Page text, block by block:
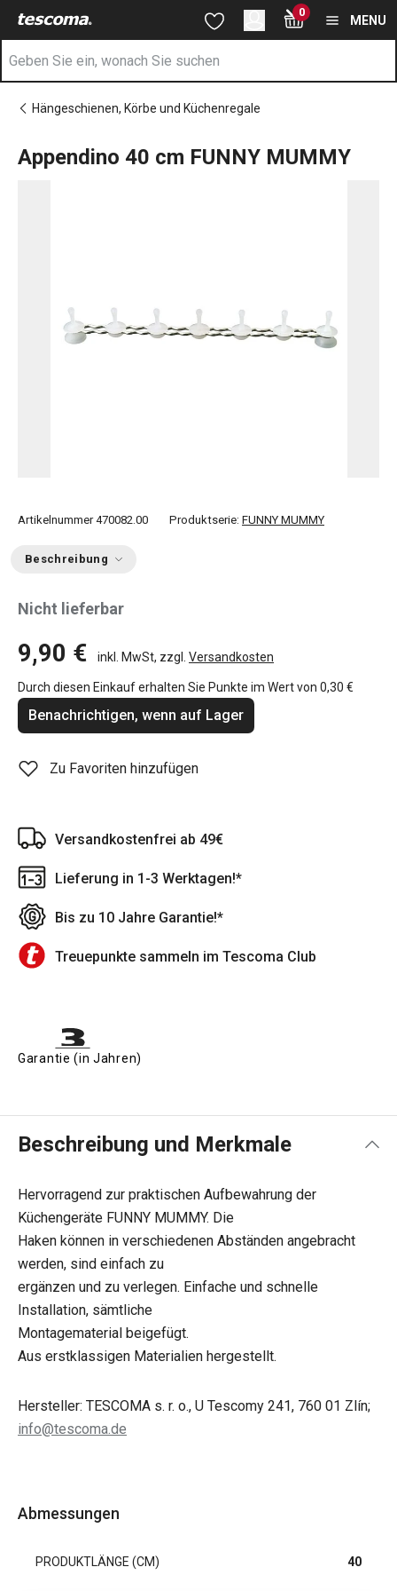
Sie befinden sich auf der Appendino 40 cm FUNNY MUMMY
Zum Hauptinhalt springen
Zur Suche springen
Zur Navigation springen 0
MENU
Hängeschienen, Körbe und Küchenregale
Appendino 40 cm FUNNY MUMMY
Artikelnummer 470082.00 Produktserie: FUNNY MUMMY
Beschreibung
Nicht lieferbar
9,90 € inkl. MwSt, zzgl. Versandkosten
Durch diesen Einkauf erhalten Sie Punkte im Wert von 0,30 €
Benachrichtigen, wenn auf Lager
Zu Favoriten hinzufügen
Versandkostenfrei ab 49€
Lieferung in 1-3 Werktagen!*
Bis zu 10 Jahre Garantie!*
Treuepunkte sammeln im Tescoma Club
Garantie (in Jahren)
Beschreibung und Merkmale
Hervorragend zur praktischen Aufbewahrung der
Küchengeräte FUNNY MUMMY. Die
Haken können in verschiedenen Abständen angebracht
werden, sind einfach zu
ergänzen und zu verlegen. Einfache und schnelle
Installation, sämtliche
Montagematerial beigefügt.
Aus erstklassigen Materialien hergestellt.
Hersteller: TESCOMA s. r. o., U Tescomy 241, 760 01 Zlín;
info@tescoma.de
Abmessungen
PRODUKTLÄNGE (CM) 40